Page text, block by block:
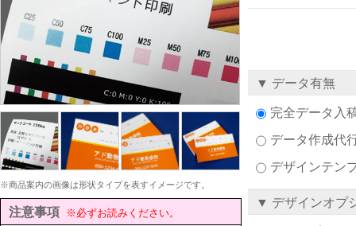
※商品案内の画像は形状タイプを表すイメージです。
注意事項 ※必ずお読みください。
▼ データ有無
完全データ入
データ作成代
デザインテン
▼ デザインオプ